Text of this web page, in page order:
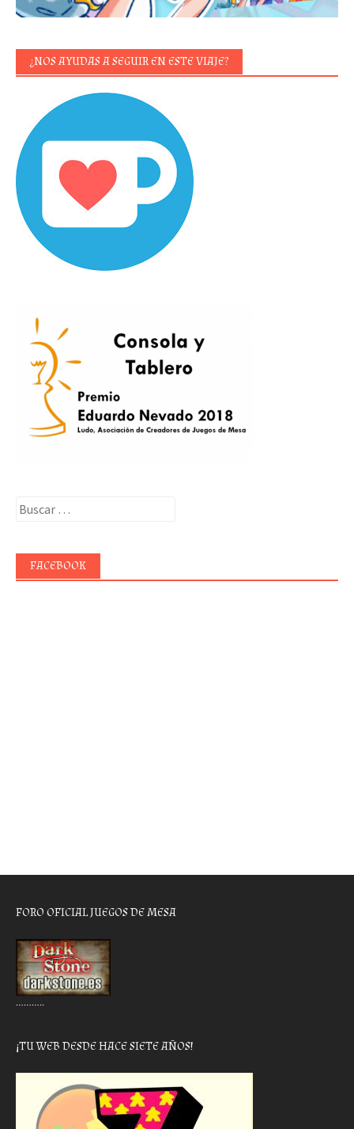
¿NOS AYUDAS A SEGUIR EN ESTE VIAJE?
Buscar:
FACEBOOK
FORO OFICIAL JUEGOS DE MESA
………..
¡TU WEB DESDE HACE SIETE AÑOS!